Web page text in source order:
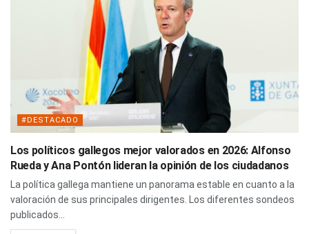
#DESTACADO
Los políticos gallegos mejor valorados en 2026: Alfonso
Rueda y Ana Pontón lideran la opinión de los ciudadanos
La política gallega mantiene un panorama estable en cuanto a la
valoración de sus principales dirigentes. Los diferentes sondeos
publicados...